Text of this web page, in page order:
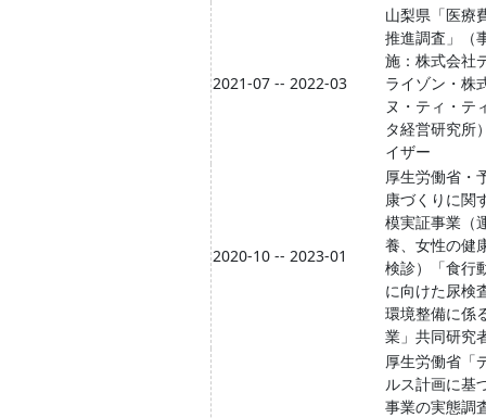
2021-07 -- 2022-03
山梨県「医療
推進調査」（
施：株式会社
ライゾン・株
ヌ・ティ・テ
タ経営研究所
イザー
2020-10 -- 2023-01
厚生労働省・
康づくりに関
模実証事業（
養、女性の健
検診）「食行
に向けた尿検
環境整備に係
業」共同研究
厚生労働省「
ルス計画に基
事業の実態調